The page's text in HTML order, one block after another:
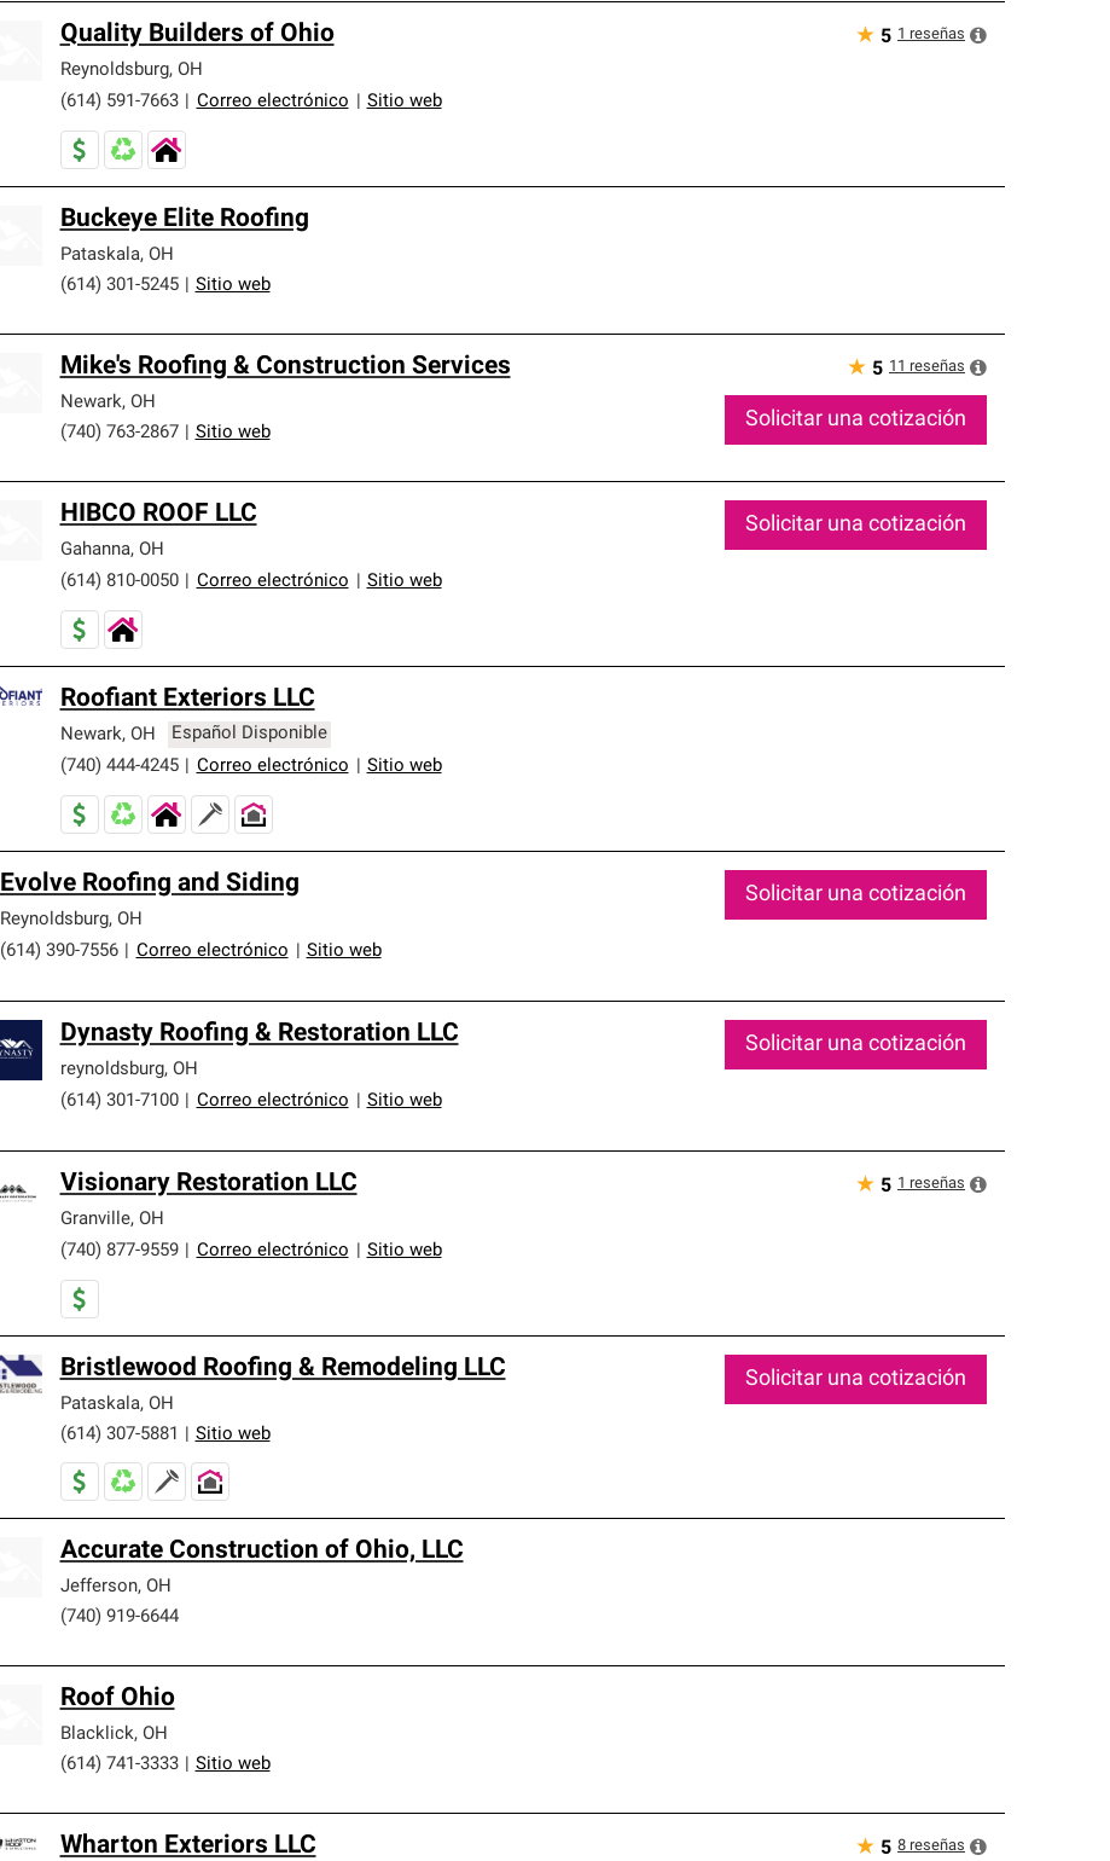
Quality Builders of Ohio
Reynoldsburg, OH
(614) 591-7663
Correo electrónico Sitio web
★ 5 1 reseñas
Buckeye Elite Roofing
Pataskala, OH
(614) 301-5245
Sitio web
Mike's Roofing & Construction Services
Newark, OH
(740) 763-2867
Sitio web
★ 5 11 reseñas
Solicitar una cotización
HIBCO ROOF LLC
Gahanna, OH
(614) 810-0050
Correo electrónico Sitio web
Solicitar una cotización
Roofiant Exteriors LLC
Newark, OH
Español Disponible
(740) 444-4245
Correo electrónico Sitio web
Evolve Roofing and Siding
Reynoldsburg, OH
(614) 390-7556
Correo electrónico Sitio web
Solicitar una cotización
Dynasty Roofing & Restoration LLC
reynoldsburg, OH
(614) 301-7100
Correo electrónico Sitio web
Solicitar una cotización
Visionary Restoration LLC
Granville, OH
(740) 877-9559
Correo electrónico Sitio web
★ 5 1 reseñas
Bristlewood Roofing & Remodeling LLC
Pataskala, OH
(614) 307-5881
Sitio web
Solicitar una cotización
Accurate Construction of Ohio, LLC
Jefferson, OH
(740) 919-6644
Roof Ohio
Blacklick, OH
(614) 741-3333
Sitio web
Wharton Exteriors LLC ★ 5 8 reseñas